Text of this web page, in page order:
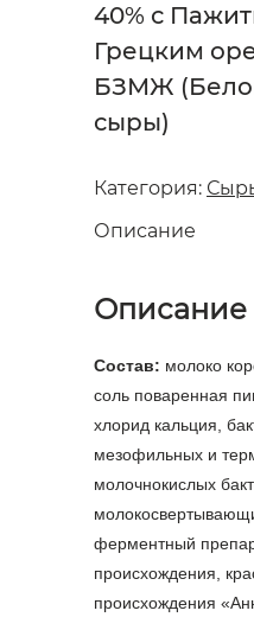
40% с
Грецким
БЗМЖ
сыры)
Категория:
Описание
Описание
Состав: молоко
соль поваренная
хлорид кальция,
мезофильных и
молочнокислых
ферментный
происхождения,
происхождения